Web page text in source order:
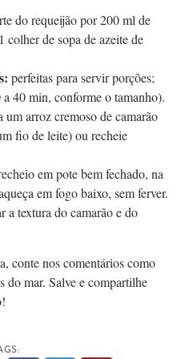
do requeijão por 200 ml de
de sopa de azeite de
perfeitas para servir porções;
40 min, conforme o tamanho).
um arroz cremoso de camarão
fio de leite) ou recheie
em pote bem fechado, na
em fogo baixo, sem ferver.
a textura do camarão e do
conte nos comentários como
do mar. Salve e compartilhe